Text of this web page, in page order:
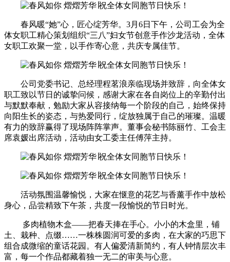
春风暖“她”心，匠心绽芳华。3月6日下午，公司工会为全
体女职工精心策划组织“三八”妇女节创意手作沙龙活动，全体
女职工欢聚一堂，以手作寄心意，共庆专属佳节。
公司党委书记、总经理程茗浪亲临现场并致辞，向全体女
职工致以节日的诚挚问候，感谢大家在各自岗位上的辛勤付出
与默默奉献，勉励大家从容接纳每一个阶段的自己，始终保持
向阳生长的姿态，与热爱同行，绽放独属于自己的璀璨。温暖
有力的致辞赢得了现场阵阵掌声。董事会秘书陈丽竹、工会主
席袁媛出席活动，活动由女工委主任傅萍主持。
活动氛围温馨愉悦，大家在惬意的花艺与香薰手作中放松
身心，品尝精致下午茶，共度一段愉悦的节日时光。
多肉植物木盒——把春天捧在手心。小小的木盒里，铺
土、栽种、点缀……一株株圆润可爱的多肉，在大家的巧思下
组合成微缩的童话花园。有人偏爱清新简约，有人钟情层次丰
富，每一个作品都藏着独一无二的审美与心意。